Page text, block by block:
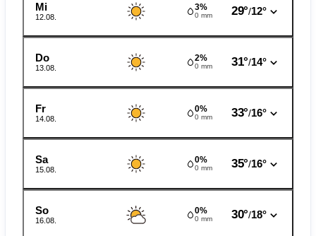
Mi
12.08.
3%
0 mm 29°/12°
Do
13.08.
2%
0 mm 31°/14°
Fr
14.08.
0%
0 mm 33°/16°
Sa
15.08.
0%
0 mm 35°/16°
So
16.08.
0%
0 mm 30°/18°